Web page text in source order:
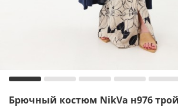
Брючный костюм NikVa н976